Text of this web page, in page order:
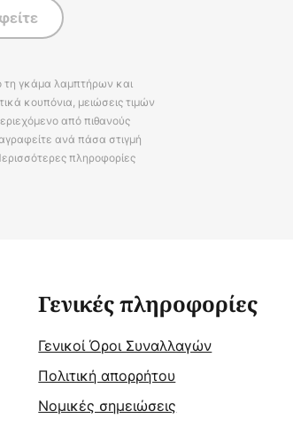
τη γκάμα λαμπτήρων και
κουπόνια, μειώσεις τιμών
από πιθανούς
ανά πάσα στιγμή
πληροφορίες
Γενικές πληροφορίες
Γενικοί Όροι Συναλλαγών
Πολιτική απορρήτου
Νομικές σημειώσεις